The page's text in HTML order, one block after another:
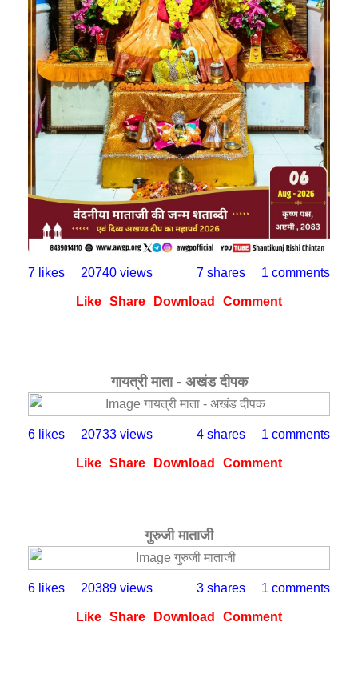
7 likes 20740 views 1 comments
7 shares
Like Share Download Comment
गायत्री माता - अखंड दीपक
6 likes 20733 views 1 comments
4 shares
Like Share Download Comment
गुरुजी माताजी
6 likes 20389 views 1 comments
3 shares
Like Share Download Comment